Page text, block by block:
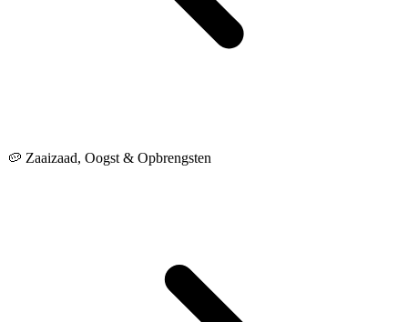
🥔 Zaaizaad, Oogst & Opbrengsten